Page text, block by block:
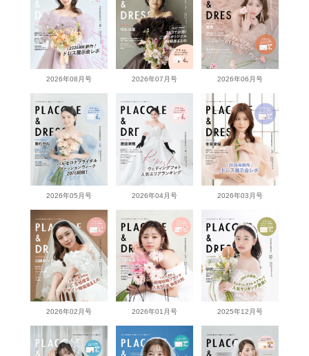
2026年08月号 2026年07月号 2026年06月号
2026年05月号 2026年04月号 2026年03月号
2026年02月号 2026年01月号 2025年12月号